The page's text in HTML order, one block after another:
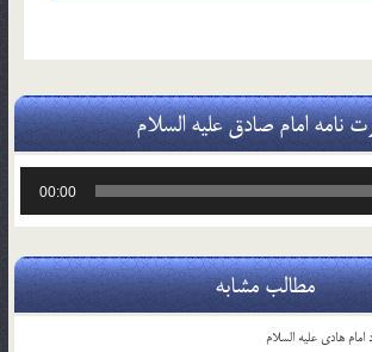
نامه امام صادق علیه السلام
00:00
مطالب مشابه
امام هادی علیه السلام